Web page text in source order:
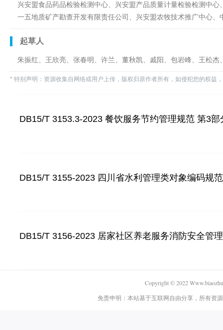
兴安盟食品药品检验检测中心、兴安盟产品质量计量检验检测中
一五地质矿产勘查开发有限责任公司、兴安盟农牧技术推广中心
起草人
朱振红、王欣亮、张春明、许兰、董秋凯、戚阳、包岩峰、王松
* 特别声明：资源收集自网络或用户上传，版权归原作者所有，如侵犯您的权益
DB15/T 3153.3-2023 餐饮服务节约管理规范 第3
DB15/T 3155-2023 四川省水利管理类对象编码规范
DB15/T 3156-2023 居家社区养老服务消防安全管理
Copyright © 2022
免责申明：本站基于互联网自由分享，所有资